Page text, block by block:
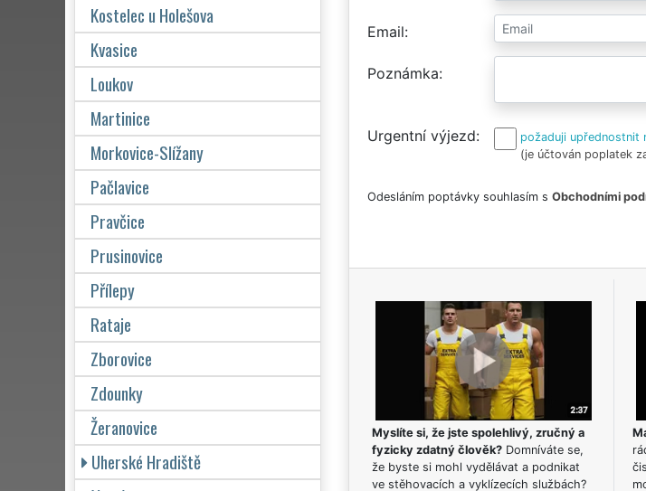
Email
Poznámka
Urgentní výjezd
požaduji upřednostnit
(je účtován poplatek
Odesláním poptávky souhlasím s Obchodními
Myslíte si, že jste spolehlivý, zručný a
fyzicky zdatný člověk?Domníváte se,
že byste si mohl vydělávat a podnikat
ve stěhovacích a vyklízecích službách?
Kostelec u Holešova
Kvasice
Loukov
Martinice
Morkovice-Slížany
Pačlavice
Pravčice
Prusinovice
Přílepy
Rataje
Zborovice
Zdounky
Žeranovice
Uherské Hradiště